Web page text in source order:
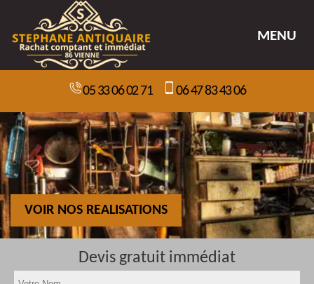
MENU
05 33 06 02 71 06 47 83 43 06
VOIR NOS REALISATIONS
Devis gratuit immédiat